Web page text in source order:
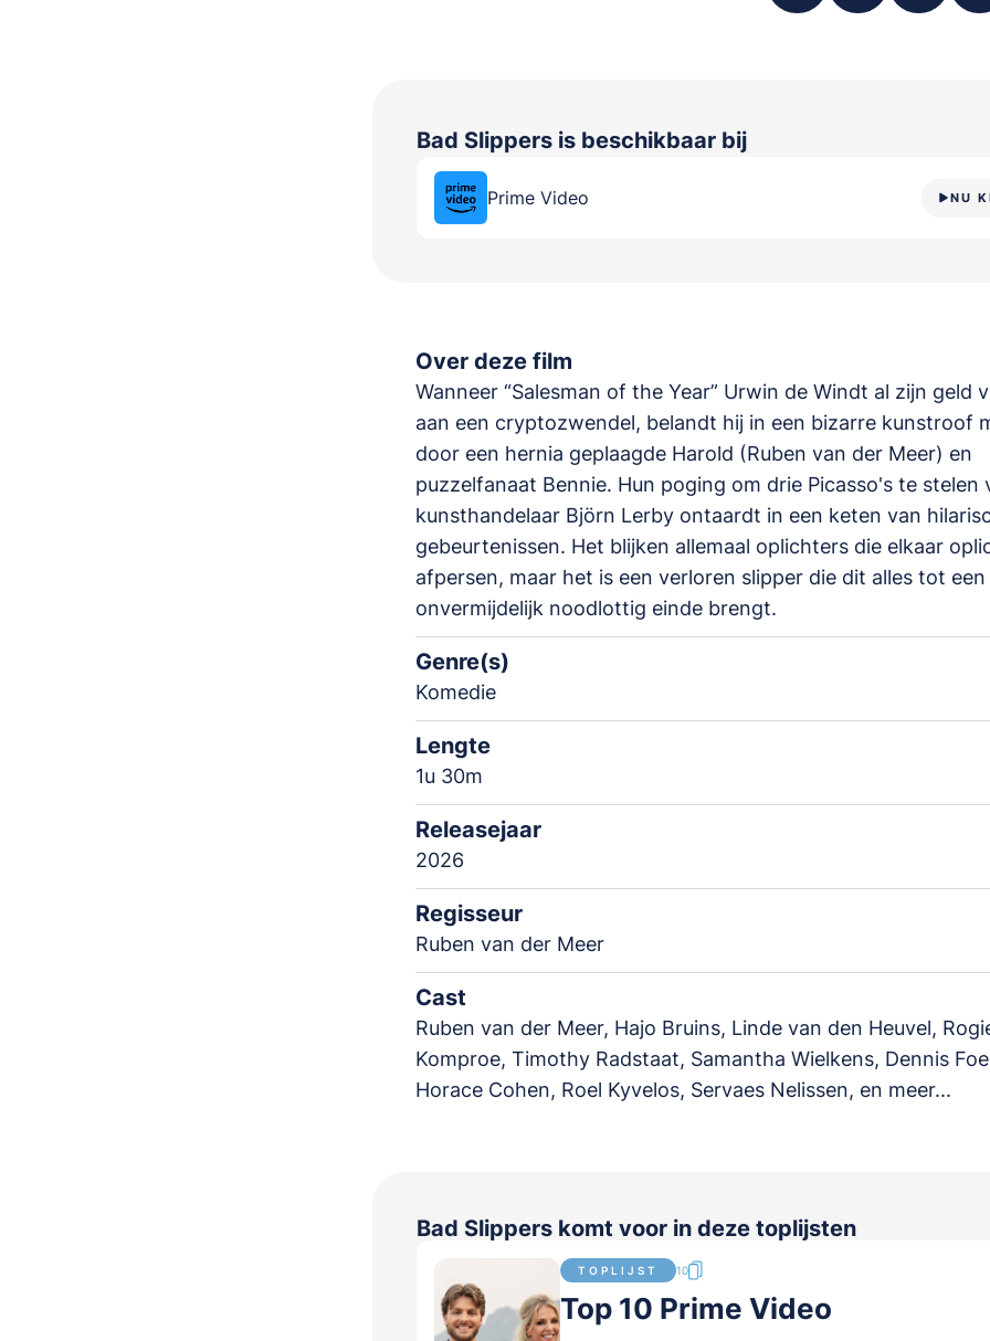
Bad Slippers is beschikbaar bij
Prime Video NU
Over deze film
Wanneer “Salesman of the Year” Urwin de Windt al zijn geld
aan een cryptozwendel, belandt hij in een bizarre kunstroof
door een hernia geplaagde Harold (Ruben van der Meer) en
puzzelfanaat Bennie. Hun poging om drie Picasso's te stelen
kunsthandelaar Björn Lerby ontaardt in een keten van
gebeurtenissen. Het blijken allemaal oplichters die elkaar
afpersen, maar het is een verloren slipper die dit alles tot een
onvermijdelijk noodlottig einde brengt.
Genre(s)
Komedie
Lengte
1u 30m
Releasejaar
2026
Regisseur
Ruben van der Meer
Cast
Ruben van der Meer, Hajo Bruins, Linde van den Heuvel,
Komproe, Timothy Radstaat, Samantha Wielkens, Dennis
Horace Cohen, Roel Kyvelos, Servaes Nelissen, en meer...
Bad Slippers komt voor in deze toplijsten
TOPLIJST 10
Top 10 Prime Video